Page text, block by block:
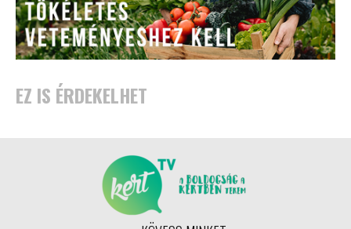
EZ IS ÉRDEKELHET